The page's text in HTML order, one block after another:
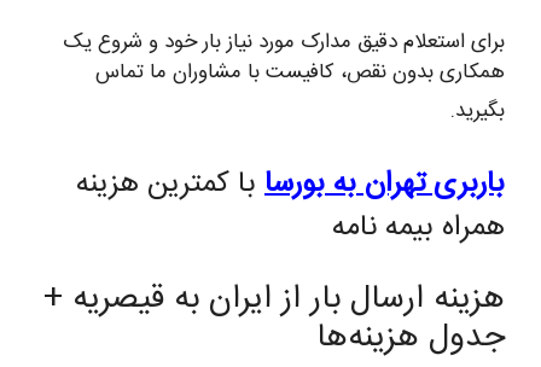
برای استعلام دقیق مدارک مورد نیاز بار خود و شروع یک
همکاری بدون نقص، کافیست با مشاوران ما تماس
بگیرید.
باربری تهران به بورسا با کمترین هزینه
همراه بیمه نامه
هزینه ارسال بار از ایران به قیصریه +
جدول هزینه‌ها